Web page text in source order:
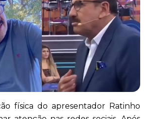
física do apresentador Ratinho